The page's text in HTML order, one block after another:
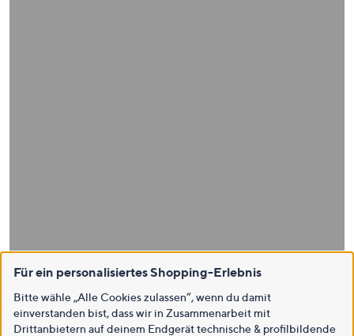
Für ein personalisiertes Shopping-Erlebnis
Bitte wähle „Alle Cookies zulassen“, wenn du damit
einverstanden bist, dass wir in Zusammenarbeit mit
Drittanbietern auf deinem Endgerät technische & profilbildende